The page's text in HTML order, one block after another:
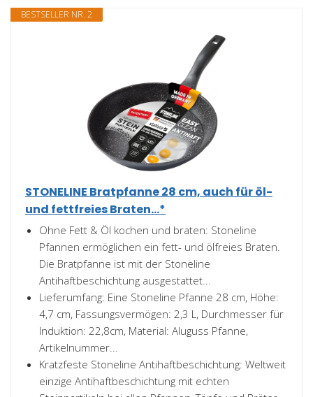
BESTSELLER NR. 2
STONELINE Bratpfanne 28 cm, auch für öl-
und fettfreies Braten...*
Ohne Fett & Öl kochen und braten: Stoneline
Pfannen ermöglichen ein fett- und ölfreies Braten.
Die Bratpfanne ist mit der Stoneline
Antihaftbeschichtung ausgestattet...
Lieferumfang: Eine Stoneline Pfanne 28 cm, Höhe:
4,7 cm, Fassungsvermögen: 2,3 L, Durchmesser für
Induktion: 22,8cm, Material: Aluguss Pfanne,
Artikelnummer...
Kratzfeste Stoneline Antihaftbeschichtung: Weltweit
einzige Antihaftbeschichtung mit echten